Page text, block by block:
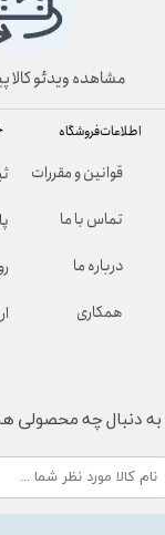
اطلاعات فروشگاه
قوانین و مقررات
تماس با ما
درباره ما
همکاری
به دنبال چه محصولی
مشاهده ویدئو کالا